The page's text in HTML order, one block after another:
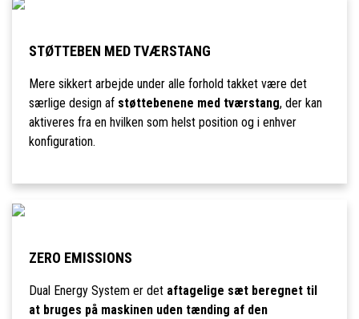
STØTTEBEN MED TVÆRSTANG
Mere sikkert arbejde under alle forhold takket være det
særlige design af støttebenene med tværstang, der kan
aktiveres fra en hvilken som helst position og i enhver
konfiguration.
ZERO EMISSIONS
Dual Energy System er det aftagelige sæt beregnet til
at bruges på maskinen uden tænding af den